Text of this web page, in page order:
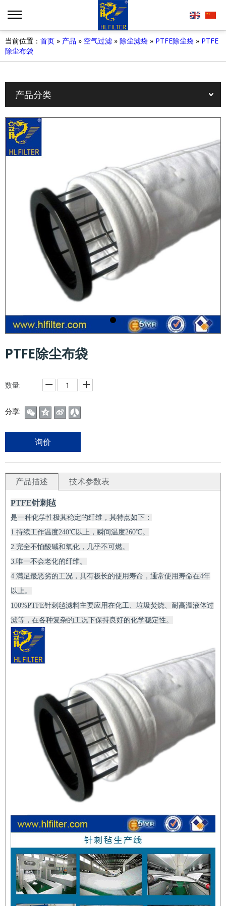
当前位置： 首页 » 产品 » 空气过滤 » 除尘滤袋 » PTFE除尘袋 » PTFE
除尘布袋
产品分类
PTFE除尘布袋
数量:
分享:
询价
产品描述 技术参数表
PTFE针刺毡
是一种化学性极其稳定的纤维，其特点如下：
1.持续工作温度240℃以上，瞬间温度260℃。
2.完全不怕酸碱和氧化，几乎不可燃。
3.唯一不会老化的纤维。
4.满足最恶劣的工况，具有极长的使用寿命，通常使用寿命在4年
以上。
100%PTFE针刺毡滤料主要应用在化工、垃圾焚烧、耐高温液体过
滤等，在各种复杂的工况下保持良好的化学稳定性。